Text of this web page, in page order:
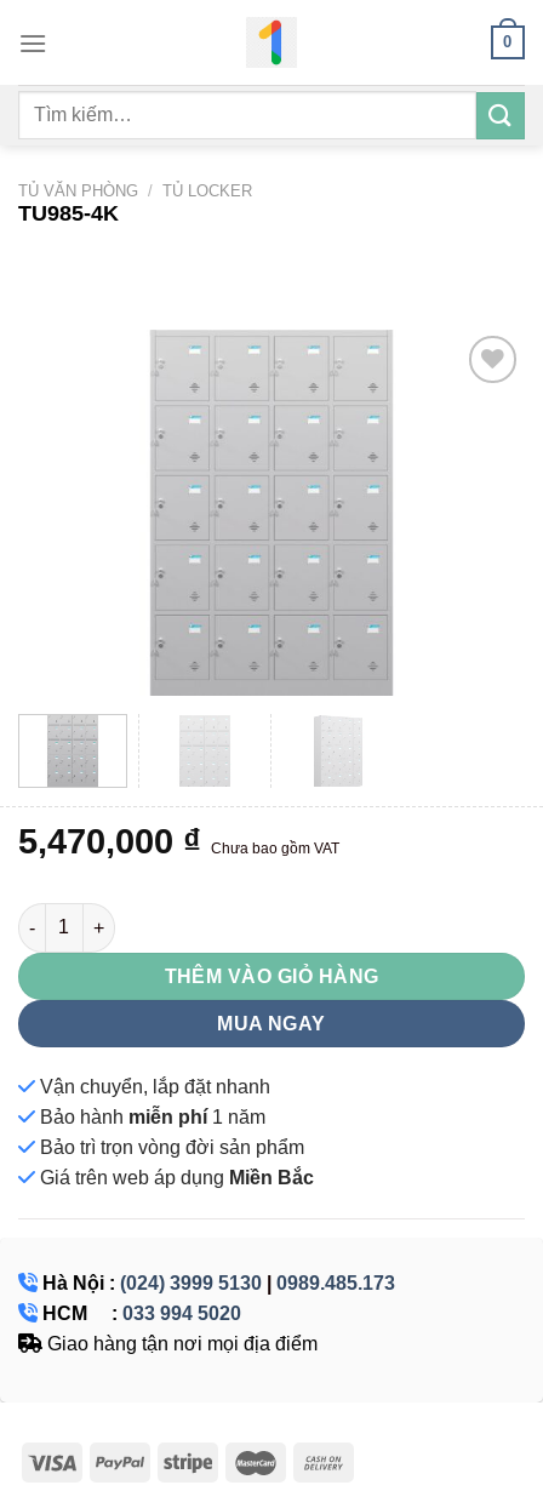
qua
dung
0
Tìm
TỦ VĂN PHÒNG / TỦ LOCKER
TU985-4K
5,470,000 ₫ Chưa bao gồm VAT
TU985-4K số lượng
THÊM VÀO GIỎ HÀNG
MUA NGAY
Vận chuyển, lắp đặt nhanh
Bảo hành miễn phí 1 năm
Bảo trì trọn vòng đời sản phẩm
Giá trên web áp dụng Miền Bắc
Hà Nội : (024) 3999 5130
0989.485.173
HCM : 033 994 5020
Giao hàng tận nơi mọi địa điểm